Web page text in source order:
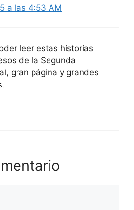
a las 4:53 AM
leer estas historias
de la Segunda
gran página y grandes